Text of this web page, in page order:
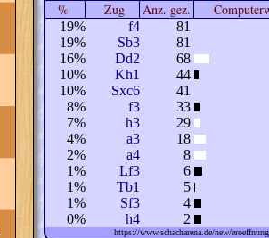
% Zug Anz. gez.
19% f4 81
19% Sb3 81
16% Dd2 68
10% Kh1 44
10% Sxc6 41
8% f3 33
7% h3 29
4% a3 18
2% a4 8
1% Lf3 6
1% Tb1 5
1% Sf3 4
0%
h4 2
https://www.schacharena.de/new/